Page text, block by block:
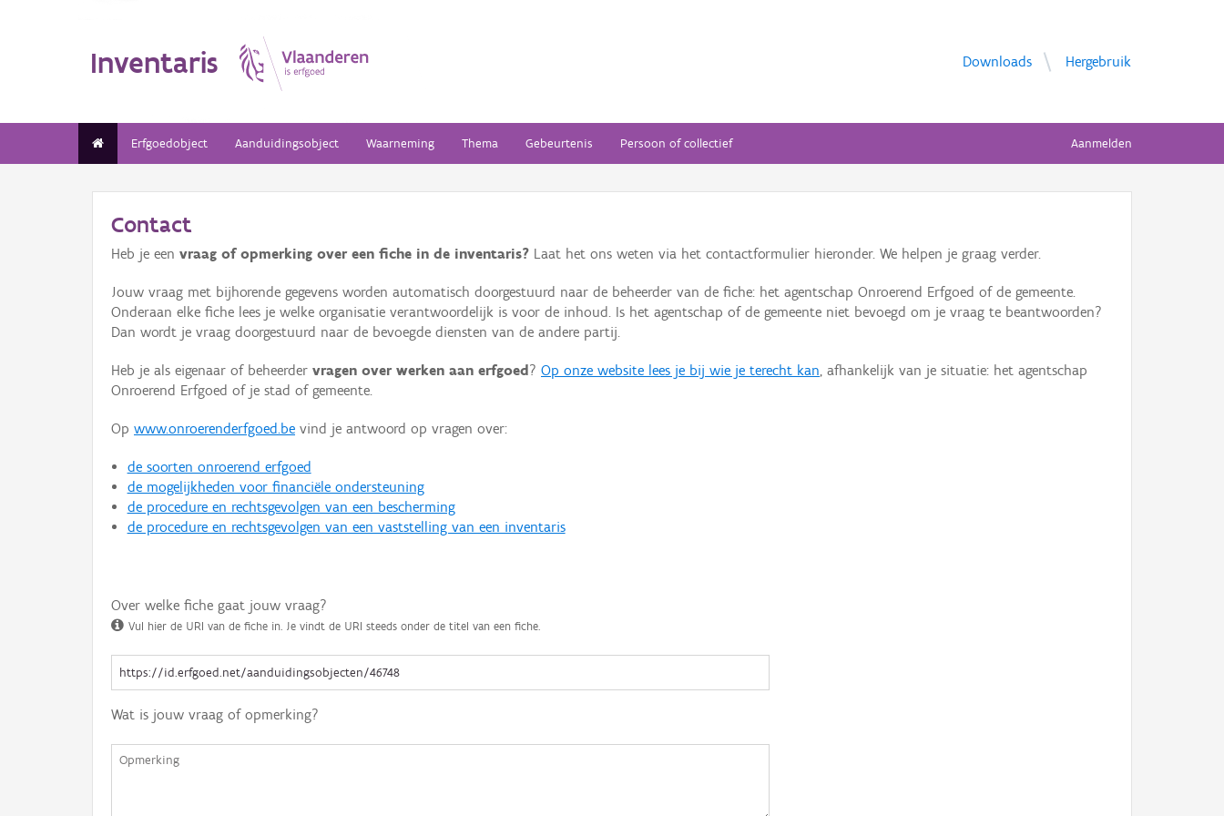
Inventaris Downloads Hergebruik
Erfgoedobject Aanduidingsobject Waarneming Thema Gebeurtenis Persoon of collectief Aanmelden
Contact
Heb je een vraag of opmerking over een fiche in de inventaris? Laat het ons weten via het contactformulier hieronder. We helpen je graag verder.
Jouw vraag met bijhorende gegevens worden automatisch doorgestuurd naar de beheerder van de fiche: het agentschap Onroerend Erfgoed of de gemeente.
Onderaan elke fiche lees je welke organisatie verantwoordelijk is voor de inhoud. Is het agentschap of de gemeente niet bevoegd om je vraag te beantwoorden?
Dan wordt je vraag doorgestuurd naar de bevoegde diensten van de andere partij.
Heb je als eigenaar of beheerder vragen over werken aan erfgoed ? Op onze website lees je bij wie je terecht kan, afhankelijk van je situatie: het agentschap
Onroerend Erfgoed of je stad of gemeente.
Op www.onroerenderfgoed.be vind je antwoord op vragen over:
de soorten onroerend erfgoed
de mogelijkheden voor financiële ondersteuning
de procedure en rechtsgevolgen van een bescherming
de procedure en rechtsgevolgen van een vaststelling van een inventaris
Over welke fiche gaat jouw vraag?
Vul hier de URI van de fiche in. Je vindt de URI steeds onder de titel van een fiche.
Wat is jouw vraag of opmerking?